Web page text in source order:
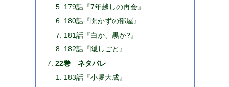
179話『7年越しの再会』
180話『開かずの部屋』
181話『白か、黒か?』
182話『隠しごと』
22巻 ネタバレ
183話『小堀大成』